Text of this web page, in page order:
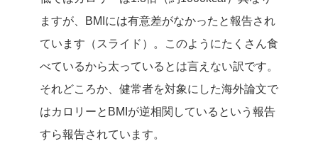
ますが、BMIには有意差がなかったと報告され
ています（スライド）。このようにたくさん食
べているから太っているとは言えない訳です。
それどころか、健常者を対象にした海外論文で
はカロリーとBMIが逆相関しているという報告
すら報告されています。